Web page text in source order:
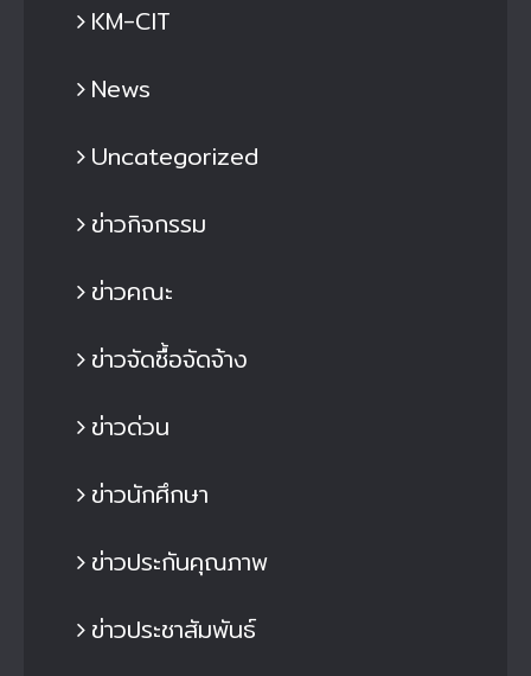
KM-CIT
News
Uncategorized
ข่าวกิจกรรม
ข่าวคณะ
ข่าวจัดซื้อจัดจ้าง
ข่าวด่วน
ข่าวนักศึกษา
ข่าวประกันคุณภาพ
ข่าวประชาสัมพันธ์